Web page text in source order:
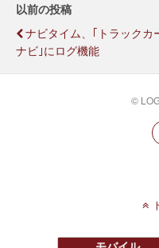
以前の投稿
ナビタイム、｢トラックカ
ナビ｣にログ機能
©